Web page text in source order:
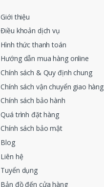
Giới thiệu
Điều khoản dịch vụ
Hình thức thanh toán
Hướng dẫn mua hàng online
Chính sách & Quy định chung
Chính sách vận chuyển giao hàng
Chính sách bảo hành
Quá trình đặt hàng
Chính sách bảo mật
Blog
Liên hệ
Tuyển dụng
Bản đồ đến cửa hàng